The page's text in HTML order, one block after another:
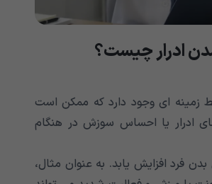
ادرار چیست؟
زمینه ای وجود دارد که ممکن است
ادرار یا احساس سوزش در هنگام
فرد افزایش یابد. به عنوان مثال،